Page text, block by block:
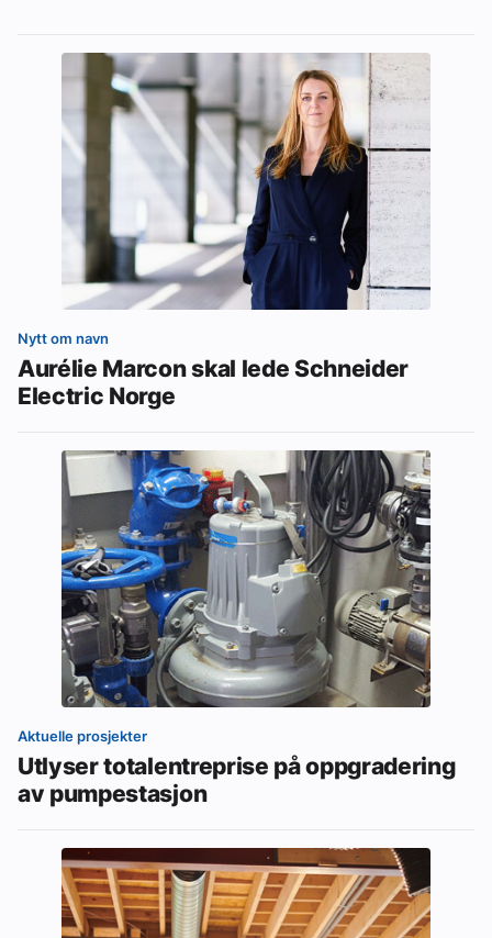
Nytt om navn
Aurélie Marcon skal lede Schneider
Electric Norge
Aktuelle prosjekter
Utlyser totalentreprise på oppgradering
av pumpestasjon